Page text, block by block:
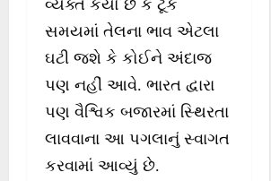
વ્યક્ત કર્યો છે કે ટૂંક
સમયમાં તેલના ભાવ એટલા
ઘટી જશે કે કોઈને અંદાજ
પણ નહીં આવે. ભારત દ્વારા
પણ વૈશ્વિક બજારમાં સ્થિરતા
લાવવાના આ પગલાનું સ્વાગત
કરવામાં આવ્યું છે.